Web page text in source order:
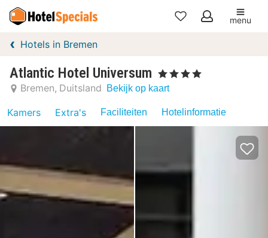
Mijn
menu
Hotels in Bremen
Atlantic Hotel Universum , 4 Sterren
Bremen Duitsland Bekijk op kaart
Kamers Extra's Faciliteiten Hotelinformatie